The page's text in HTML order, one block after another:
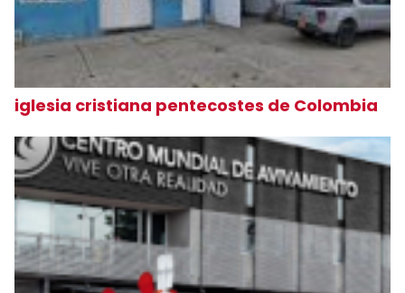
iglesia cristiana pentecostes de Colombia